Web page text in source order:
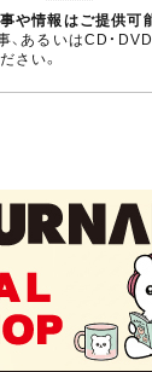
情報はご提供可
あるいはCD・
さい。